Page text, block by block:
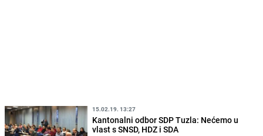
15.02.19. 13:27
Kantonalni odbor SDP Tuzla: Nećemo u
vlast s SNSD, HDZ i SDA